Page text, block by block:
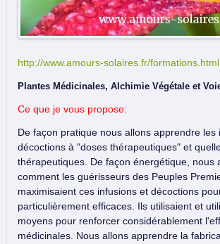
http://www.amours-solaires.fr/formations.html
Plantes Médicinales, Alchimie Végétale et
Ce que je vous propose:
De façon pratique nous allons apprendre les
décoctions à "doses thérapeutiques" et
thérapeutiques. De façon énergétique, nous
comment les guérisseurs des Peuples
maximisaient ces infusions et décoctions
particulièrement efficaces. Ils utilisaient et
moyens pour renforcer considérablement
médicinales. Nous allons apprendre la